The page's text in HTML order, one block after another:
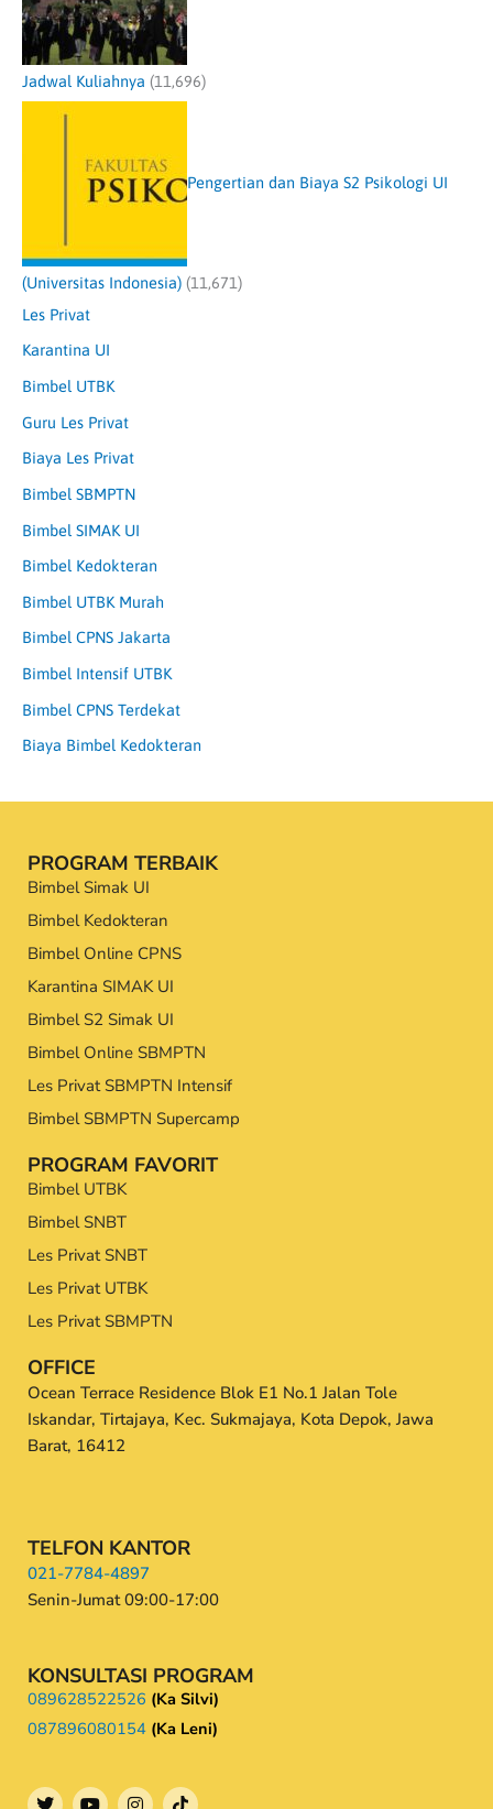
Jadwal Kuliahnya (11,696)
Pengertian dan Biaya S2 Psikologi UI
(Universitas Indonesia) (11,671)
Les Privat
Karantina UI
Bimbel UTBK
Guru Les Privat
Biaya Les Privat
Bimbel SBMPTN
Bimbel SIMAK UI
Bimbel Kedokteran
Bimbel UTBK Murah
Bimbel CPNS Jakarta
Bimbel Intensif UTBK
Bimbel CPNS Terdekat
Biaya Bimbel Kedokteran
PROGRAM TERBAIK
Bimbel Simak UI
Bimbel Kedokteran
Bimbel Online CPNS
Karantina SIMAK UI
Bimbel S2 Simak UI
Bimbel Online SBMPTN
Les Privat SBMPTN Intensif
Bimbel SBMPTN Supercamp
PROGRAM FAVORIT
Bimbel UTBK
Bimbel SNBT
Les Privat SNBT
Les Privat UTBK
Les Privat SBMPTN
OFFICE
Ocean Terrace Residence Blok E1 No.1 Jalan Tole
Iskandar, Tirtajaya, Kec. Sukmajaya, Kota Depok, Jawa
Barat, 16412
TELFON KANTOR
021-7784-4897
Senin-Jumat 09:00-17:00
KONSULTASI PROGRAM
089628522526 (Ka Silvi)
087896080154 (Ka Leni)
T
Y
I